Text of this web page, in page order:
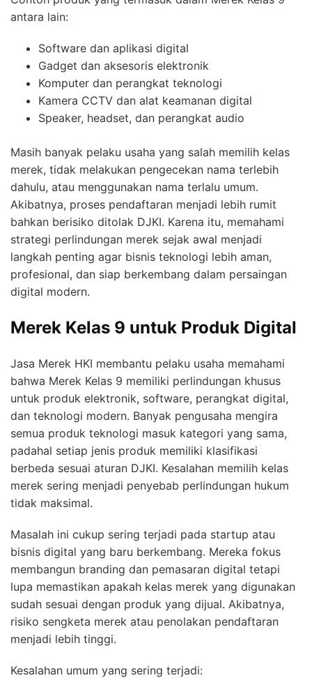
antara lain:
Software dan aplikasi digital
Gadget dan aksesoris elektronik
Komputer dan perangkat teknologi
Kamera CCTV dan alat keamanan digital
Speaker, headset, dan perangkat audio
Masih banyak pelaku usaha yang salah memilih kelas
merek, tidak melakukan pengecekan nama terlebih
dahulu, atau menggunakan nama terlalu umum.
Akibatnya, proses pendaftaran menjadi lebih rumit
bahkan berisiko ditolak DJKI. Karena itu, memahami
strategi perlindungan merek sejak awal menjadi
langkah penting agar bisnis teknologi lebih aman,
profesional, dan siap berkembang dalam persaingan
digital modern.
Merek Kelas 9 untuk Produk Digital
Jasa Merek HKI membantu pelaku usaha memahami
bahwa Merek Kelas 9 memiliki perlindungan khusus
untuk produk elektronik, software, perangkat digital,
dan teknologi modern. Banyak pengusaha mengira
semua produk teknologi masuk kategori yang sama,
padahal setiap jenis produk memiliki klasifikasi
berbeda sesuai aturan DJKI. Kesalahan memilih kelas
merek sering menjadi penyebab perlindungan hukum
tidak maksimal.
Masalah ini cukup sering terjadi pada startup atau
bisnis digital yang baru berkembang. Mereka fokus
membangun branding dan pemasaran digital tetapi
lupa memastikan apakah kelas merek yang digunakan
sudah sesuai dengan produk yang dijual. Akibatnya,
risiko sengketa merek atau penolakan pendaftaran
menjadi lebih tinggi.
Kesalahan umum yang sering terjadi: